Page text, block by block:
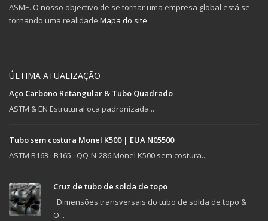
ASME. O nosso objectivo de se tornar uma empresa global está se
tornando uma realidade.Mapa do site
ÚLTIMA ATUALIZAÇÃO
Aço Carbono Retangular & Tubo Quadrado
ASTM & EN Estrutural oca padronizada...
Tubo sem costura Monel K500 | EUA N05500
ASTM B163 · B165 · QQ-N-286 Monel K500 sem costura...
Cruz de tubo de solda de topo
Dimensões transversais do tubo de solda de topo &
O...